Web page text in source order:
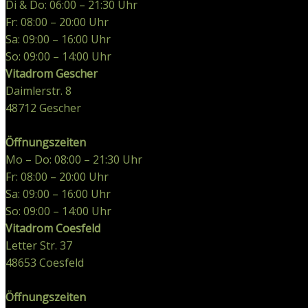
Di & Do: 06:00 – 21:30 Uhr
Fr: 08:00 – 20:00 Uhr
Sa: 09:00 – 16:00 Uhr
So: 09:00 – 14:00 Uhr
Vitadrom Gescher
Daimlerstr. 8
48712 Gescher
Öffnungszeiten
Mo – Do: 08:00 – 21:30 Uhr
Fr: 08:00 – 20:00 Uhr
Sa: 09:00 – 16:00 Uhr
So: 09:00 – 14:00 Uhr
Vitadrom Coesfeld
Letter Str. 37
48653 Coesfeld
Öffnungszeiten